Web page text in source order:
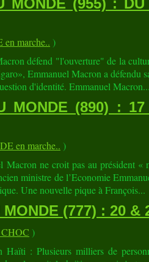
MONDE (955) :
marche.. )
défend "l'ouverture" de la
Emmanuel Macron a défendu
d'identité. Emmanuel
MONDE (890) :
en marche.. )
Macron ne croit pas au président
ministre de l’Economie
Une nouvelle pique à François...
(777) : 20 &
)
: Plusieurs milliers de